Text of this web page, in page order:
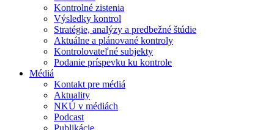
Kontrolné zistenia
Výsledky kontrol
Stratégie, analýzy a predbežné štúdie
Aktuálne a plánované kontroly
Kontrolovateľné subjekty
Podanie príspevku ku kontrole
Médiá
Kontakt pre médiá
Aktuality
NKÚ v médiách
Podcast